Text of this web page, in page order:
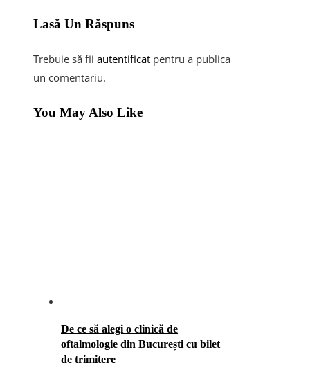
Lasă Un Răspuns
Trebuie să fii autentificat pentru a publica
un comentariu.
You May Also Like
De ce să alegi o clinică de
oftalmologie din București cu bilet
de trimitere